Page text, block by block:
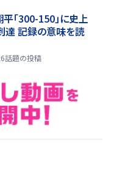
平「300-150」に史上
達 記録の意味を読
話題の投稿